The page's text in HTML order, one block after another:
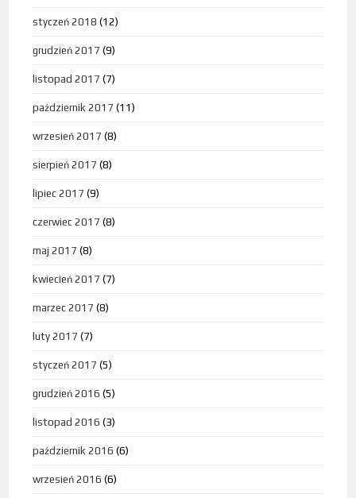
styczeń 2018 (12)
grudzień 2017 (9)
listopad 2017 (7)
październik 2017 (11)
wrzesień 2017 (8)
sierpień 2017 (8)
lipiec 2017 (9)
czerwiec 2017 (8)
maj 2017 (8)
kwiecień 2017 (7)
marzec 2017 (8)
luty 2017 (7)
styczeń 2017 (5)
grudzień 2016 (5)
listopad 2016 (3)
październik 2016 (6)
wrzesień 2016 (6)